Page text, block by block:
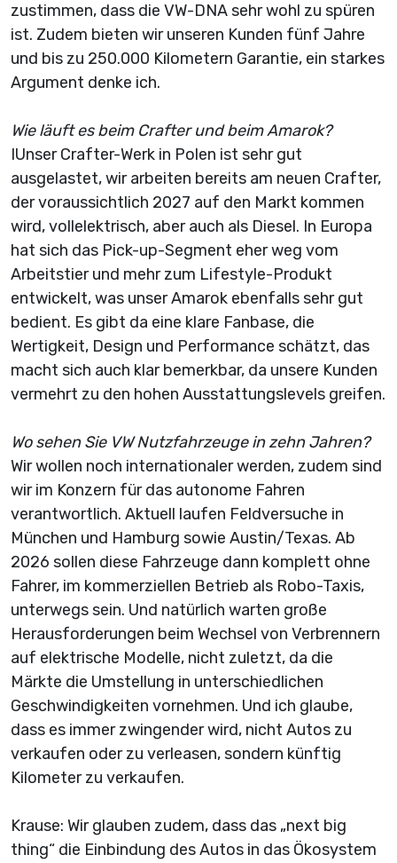
zustimmen, dass die VW-DNA sehr wohl zu spüren
ist. Zudem bieten wir unseren Kunden fünf Jahre
und bis zu 250.000 Kilometern Garantie, ein starkes
Argument denke ich.
Wie läuft es beim Crafter und beim Amarok?
IUnser Crafter-Werk in Polen ist sehr gut
ausgelastet, wir arbeiten bereits am neuen Crafter,
der voraussichtlich 2027 auf den Markt kommen
wird, vollelektrisch, aber auch als Diesel. In Europa
hat sich das Pick-up-Segment eher weg vom
Arbeitstier und mehr zum Lifestyle-Produkt
entwickelt, was unser Amarok ebenfalls sehr gut
bedient. Es gibt da eine klare Fanbase, die
Wertigkeit, Design und Performance schätzt, das
macht sich auch klar bemerkbar, da unsere Kunden
vermehrt zu den hohen Ausstattungslevels greifen.
Wo sehen Sie VW Nutzfahrzeuge in zehn Jahren?
Wir wollen noch internationaler werden, zudem sind
wir im Konzern für das autonome Fahren
verantwortlich. Aktuell laufen Feldversuche in
München und Hamburg sowie Austin/Texas. Ab
2026 sollen diese Fahrzeuge dann komplett ohne
Fahrer, im kommerziellen Betrieb als Robo-Taxis,
unterwegs sein. Und natürlich warten große
Herausforderungen beim Wechsel von Verbrennern
auf elektrische Modelle, nicht zuletzt, da die
Märkte die Umstellung in unterschiedlichen
Geschwindigkeiten vornehmen. Und ich glaube,
dass es immer zwingender wird, nicht Autos zu
verkaufen oder zu verleasen, sondern künftig
Kilometer zu verkaufen.
Krause: Wir glauben zudem, dass das „next big
thing“ die Einbindung des Autos in das Ökosystem